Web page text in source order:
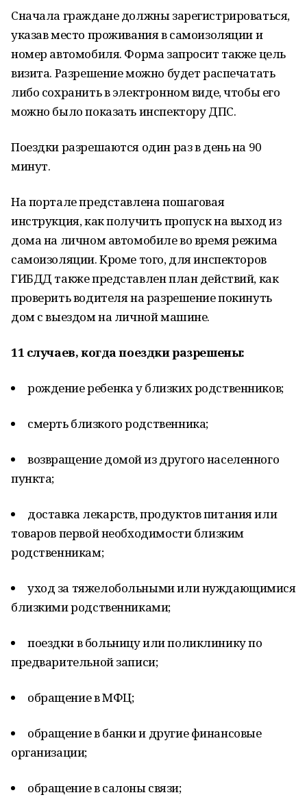
Сначала граждане должны зарегистрироваться,
указав место проживания в самоизоляции и
номер автомобиля. Форма запросит также цель
визита. Разрешение можно будет распечатать
либо сохранить в электронном виде, чтобы его
можно было показать инспектору ДПС.
Поездки разрешаются один раз в день на 90
минут.
На портале представлена пошаговая
инструкция, как получить пропуск на выход из
дома на личном автомобиле во время режима
самоизоляции. Кроме того, для инспекторов
ГИБДД также представлен план действий, как
проверить водителя на разрешение покинуть
дом с выездом на личной машине.
11 случаев, когда поездки разрешены:
рождение ребенка у близких родственников;
смерть близкого родственника;
возвращение домой из другого населенного
пункта;
доставка лекарств, продуктов питания или
товаров первой необходимости близким
родственникам;
уход за тяжелобольными или нуждающимися
близкими родственниками;
поездки в больницу или поликлинику по
предварительной записи;
обращение в МФЦ;
обращение в банки и другие финансовые
организации;
обращение в салоны связи;